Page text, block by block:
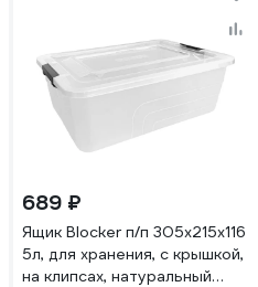
689 ₽
Ящик Blocker п/п 305х215х116
5л, для хранения, с крышкой,
на клипсах, натуральный